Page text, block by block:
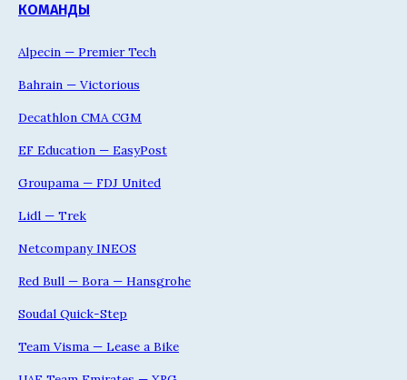
КОМАНДЫ
Alpecin — Premier Tech
Bahrain — Victorious
Decathlon CMA CGM
EF Education — EasyPost
Groupama — FDJ United
Lidl — Trek
Netcompany INEOS
Red Bull — Bora — Hansgrohe
Soudal Quick-Step
Team Visma — Lease a Bike